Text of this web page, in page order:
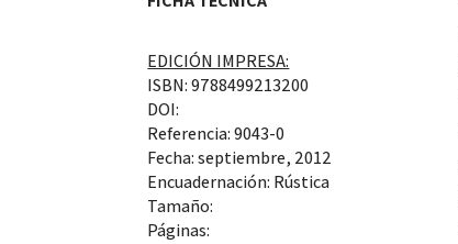
EDICIÓN IMPRESA:
ISBN: 9788499213200
DOI:
Referencia: 9043-0
Fecha: septiembre, 2012
Encuadernación: Rústica
Tamaño:
Páginas: